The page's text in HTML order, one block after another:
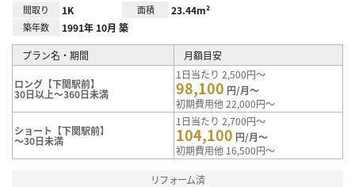
間取り 1K 面積 23.44m²
築年数 1991年 10月 築
プラン名・期間 月額目安
ロング【下関駅前】
30日以上～360日未満
1日当たり 2,500円～
98,100 円/月～
初期費用他 22,000円～
ショート【下関駅前】
～30日未満
1日当たり 2,700円～
104,100 円/月～
初期費用他 16,500円～
リフォーム済